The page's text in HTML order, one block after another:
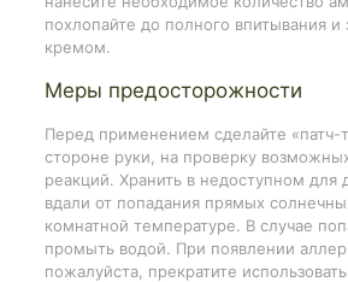
похлопайте до полного впитывания и
кремом.
Меры предосторожности
Перед применением сделайте «патч-
стороне руки, на проверку
реакций. Хранить в недоступном для
вдали от попадания прямых
комнатной температуре. В случае
промыть водой. При появлении
пожалуйста, прекратите